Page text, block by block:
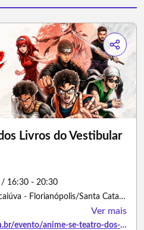
Livros do Vestibular
/ 16:30 - 20:30
Teatro do CEMJ, Rua Bocaiúva - Florianópolis/Santa Catarina
Ver mais
https://www.sympla.com.br/evento/anime-se-teatro-dos-livros-do-vestibular-10-10-13h30/3454030